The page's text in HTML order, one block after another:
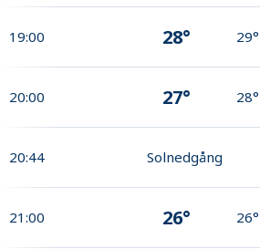
19:00 28° 29°
20:00 27° 28°
20:44 Solnedgång
21:00 26° 26°